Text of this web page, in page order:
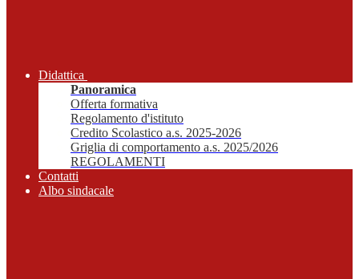
Didattica
Panoramica
Offerta formativa
Regolamento d'istituto
Credito Scolastico a.s. 2025-2026
Griglia di comportamento a.s. 2025/2026
REGOLAMENTI
Contatti
Albo sindacale